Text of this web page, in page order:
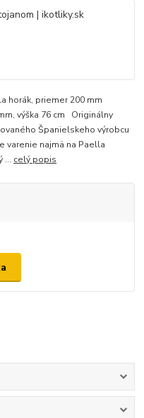
horák, priemer 200 mm
výška 76 cm Originálny
Španielskeho výrobcu
varenie najmä na Paella
... celý popis